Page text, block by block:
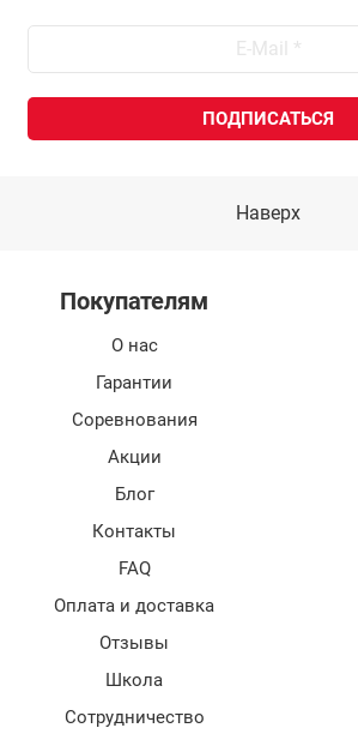
Наверх
Покупателям
О нас
Гарантии
Соревнования
Акции
Блог
Контакты
FAQ
Оплата и доставка
Отзывы
Школа
Сотрудничество